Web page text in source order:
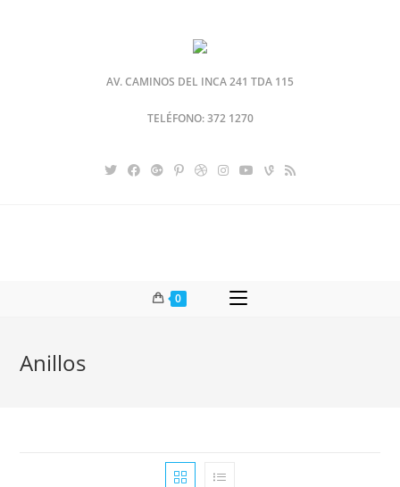
AV. CAMINOS DEL INCA 241 TDA 115
TELÉFONO: 372 1270
0
Anillos